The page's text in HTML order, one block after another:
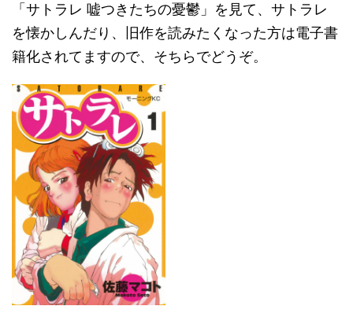
「サトラレ 嘘つきたちの憂鬱」を見て、サトラレ
を懐かしんだり、旧作を読みたくなった方は電子書
籍化されてますので、そちらでどうぞ。